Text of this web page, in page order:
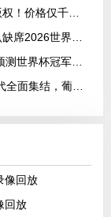
网络平台却花了16亿
，安切洛蒂作出回应
军：西班牙将捧杯
何打好手中的满级号？
像回放
回放